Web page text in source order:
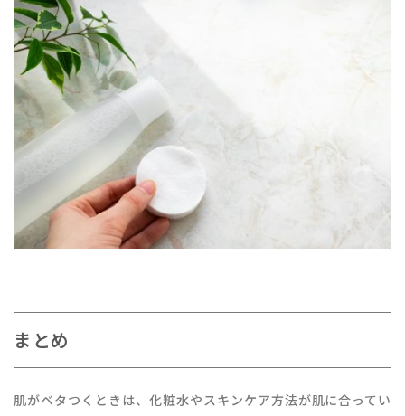
まとめ
肌がベタつくときは、化粧水やスキンケア方法が肌に合ってい